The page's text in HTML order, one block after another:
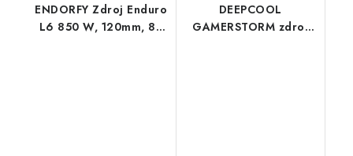
ENDORFY Zdroj Enduro
L6 850 W, 120mm, 80
DEEPCOOL
GAMERSTORM zdroj